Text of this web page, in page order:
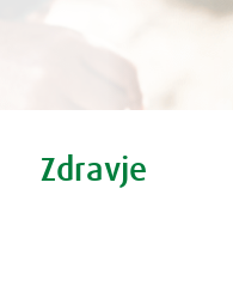
Zdravje